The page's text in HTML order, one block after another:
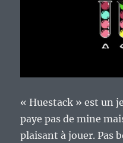
« Huestack » est un
paye pas de mine
plaisant à jouer. Pas